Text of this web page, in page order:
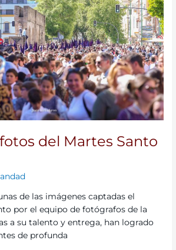
del Martes Santo
de las imágenes captadas el
por el equipo de fotógrafos de la
a su talento y entrega, han logrado
de profunda